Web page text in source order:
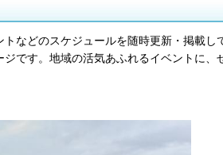
などのスケジュールを随時更新・掲載し
です。地域の活気あふれるイベントに、